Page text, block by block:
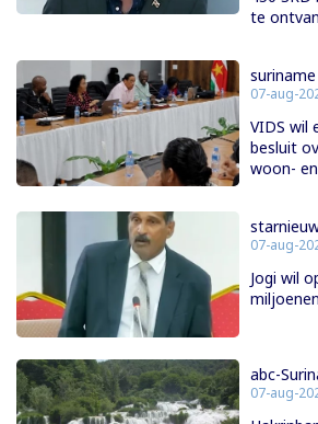
te
07-aug-
VIDS wil
besluit
woon-
07-aug-
Jogi wil
abc-
07-aug-